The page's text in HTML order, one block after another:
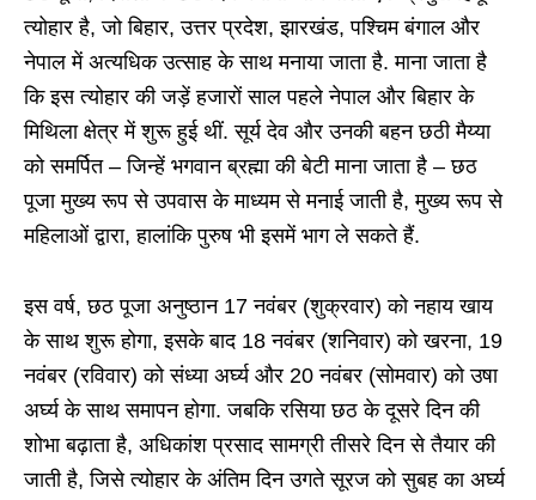
त्योहार है, जो बिहार, उत्तर प्रदेश, झारखंड, पश्चिम बंगाल और
नेपाल में अत्यधिक उत्साह के साथ मनाया जाता है. माना जाता है
कि इस त्योहार की जड़ें हजारों साल पहले नेपाल और बिहार के
मिथिला क्षेत्र में शुरू हुई थीं. सूर्य देव और उनकी बहन छठी मैय्या
को समर्पित – जिन्हें भगवान ब्रह्मा की बेटी माना जाता है – छठ
पूजा मुख्य रूप से उपवास के माध्यम से मनाई जाती है, मुख्य रूप से
महिलाओं द्वारा, हालांकि पुरुष भी इसमें भाग ले सकते हैं.
इस वर्ष, छठ पूजा अनुष्ठान 17 नवंबर (शुक्रवार) को नहाय खाय
के साथ शुरू होगा, इसके बाद 18 नवंबर (शनिवार) को खरना, 19
नवंबर (रविवार) को संध्या अर्घ्य और 20 नवंबर (सोमवार) को उषा
अर्घ्य के साथ समापन होगा. जबकि रसिया छठ के दूसरे दिन की
शोभा बढ़ाता है, अधिकांश प्रसाद सामग्री तीसरे दिन से तैयार की
जाती है, जिसे त्योहार के अंतिम दिन उगते सूरज को सुबह का अर्घ्य